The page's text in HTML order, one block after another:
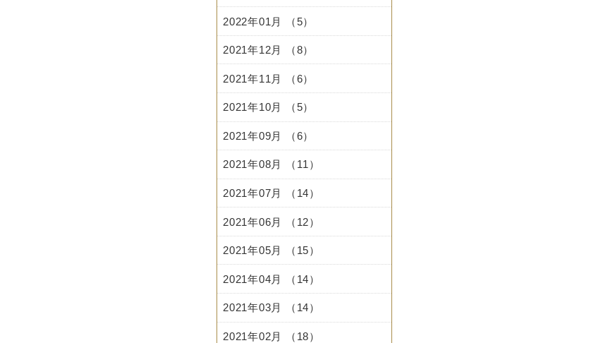
2022年01月 （5）
2021年12月 （8）
2021年11月 （6）
2021年10月 （5）
2021年09月 （6）
2021年08月 （11）
2021年07月 （14）
2021年06月 （12）
2021年05月 （15）
2021年04月 （14）
2021年03月 （14）
2021年02月 （18）